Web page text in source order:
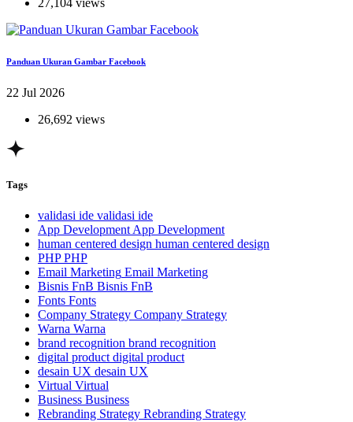
27,104 views
Panduan Ukuran Gambar Facebook
22 Jul 2026
26,692 views
Tags
validasi ide validasi ide
App Development App Development
human centered design human centered design
PHP PHP
Email Marketing Email Marketing
Bisnis FnB Bisnis FnB
Fonts Fonts
Company Strategy Company Strategy
Warna Warna
brand recognition brand recognition
digital product digital product
desain UX desain UX
Virtual Virtual
Business Business
Rebranding Strategy Rebranding Strategy